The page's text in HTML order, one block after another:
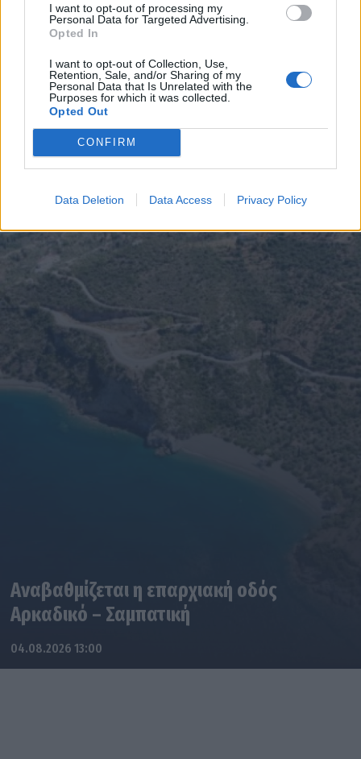
I want to opt-out of processing my
Personal Data for Targeted Advertising.
Opted In
I want to opt-out of Collection, Use,
Retention, Sale, and/or Sharing of my
Personal Data that Is Unrelated with the
Purposes for which it was collected.
Opted Out
CONFIRM
Data Deletion Data Access Privacy Policy
Αστυνομικό ρεπορτάζ Λεωνίδιο
Αρκαδία
Αναβαθμίζεται η επαρχιακή οδός
Αρκαδικό – Σαμπατική
04.08.2026 13:00